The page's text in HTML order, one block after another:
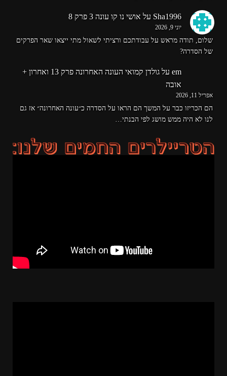
Sha1996 על אושי נו קו עונה 3 פרק 8
יוני 9, 2026
שלום, תודה מראש על עבודתכם ורציתי לשאול מתי ייצאו שאר הפרקים
של הסדרה?
em על
גולדן קמואי העונה האחרונה פרק 13 ואחרון +
אובה
אפריל 11, 2026
הם הכריזו כבר על המשך הם הראו על הסדרה כ״עונה האחרונה״ אז גם
לנו לא היה ממש מושג לפי הבנתי…